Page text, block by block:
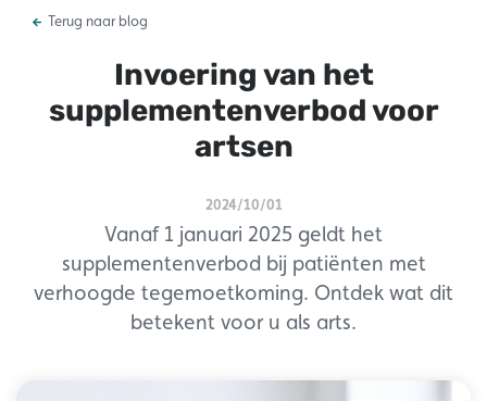
Terug naar blog
Invoering van het
supplementenverbod voor
artsen
2024/10/01
Vanaf 1 januari 2025 geldt het
supplementenverbod bij patiënten met
verhoogde tegemoetkoming. Ontdek wat dit
betekent voor u als arts.